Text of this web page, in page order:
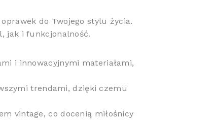
do Twojego stylu życia.
jak i funkcjonalność.
i innowacyjnymi materiałami,
trendami, dzięki czemu
vintage, co docenią miłośnicy